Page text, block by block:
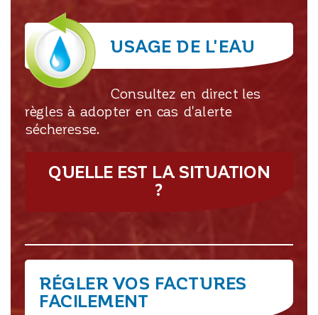
USAGE DE L'EAU
Consultez en direct les
règles à adopter en cas d'alerte
sécheresse.
QUELLE EST LA SITUATION
?
RÉGLER VOS FACTURES
FACILEMENT